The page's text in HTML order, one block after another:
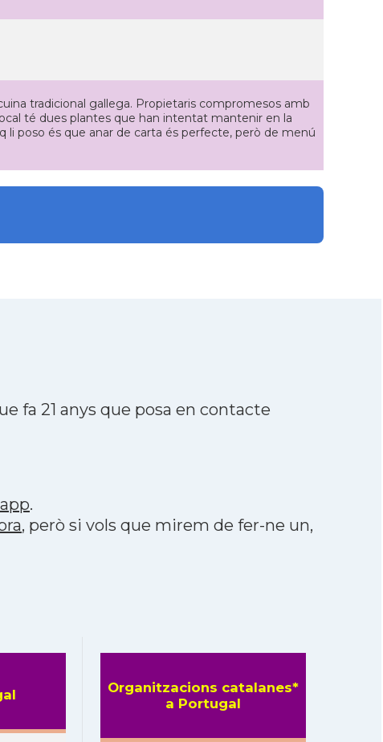
tradicional gallega. Propietaris compromesos amb
té dues plantes que han intentat mantenir en la
li poso és que anar de carta és perfecte, però de menú
fa 21 anys que posa en contacte
.
, però si vols que mirem de fer-ne un,
Organitzacions catalanes*
a Portugal